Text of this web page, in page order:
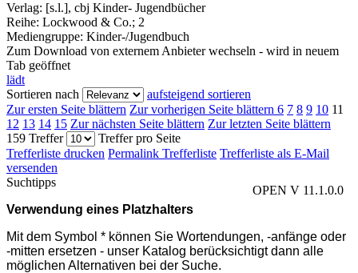
Verlag: [s.l.], cbj Kinder- Jugendbücher
Reihe: Lockwood & Co.; 2
Mediengruppe: Kinder-/Jugendbuch
Zum Download von externem Anbieter wechseln - wird in neuem
Tab geöffnet
lädt
Sortieren nach
aufsteigend sortieren
Zur ersten Seite blättern Zur vorherigen Seite blättern 6 7 8 9 10 11
12 13 14 15 Zur nächsten Seite blättern Zur letzten Seite blättern
159 Treffer
Treffer pro Seite
Trefferliste drucken Permalink Trefferliste Trefferliste als E-Mail
versenden
OPEN V 11.1.0.0
Suchtipps
Verwendung eines Platzhalters
Mit dem Symbol * können Sie Wortendungen, -anfänge oder
-mitten ersetzen - unser Katalog berücksichtigt dann alle
möglichen Alternativen bei der Suche.